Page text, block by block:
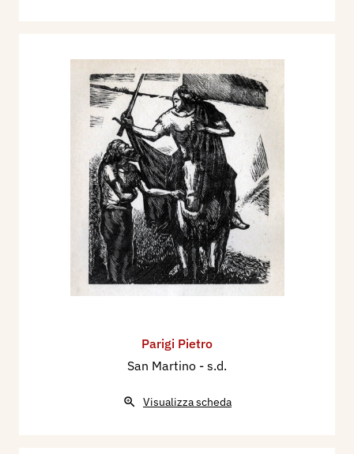
Parigi Pietro
San Martino - s.d.
Visualizza scheda